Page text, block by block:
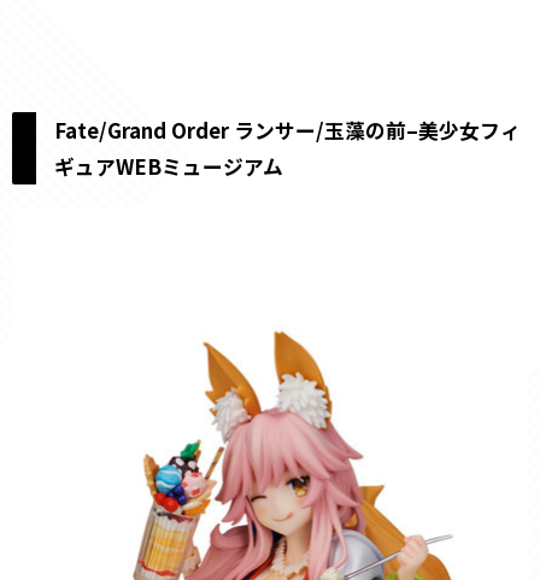
Fate/Grand Order ランサー/玉藻の前–美少女フィ
ギュアWEBミュージアム